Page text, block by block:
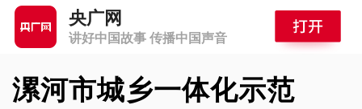
央广网
讲好中国故事 传播中国声音
漯河市城乡一体化示范